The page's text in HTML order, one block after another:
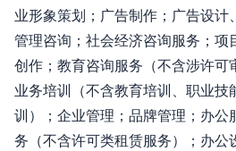
业形象策划；广告制作；广告设计
管理咨询；社会经济咨询服务；项
创作；教育咨询服务（不含涉许可
业务培训（不含教育培训、职业技
训）；企业管理；品牌管理；办公
务（不含许可类租赁服务）；办公